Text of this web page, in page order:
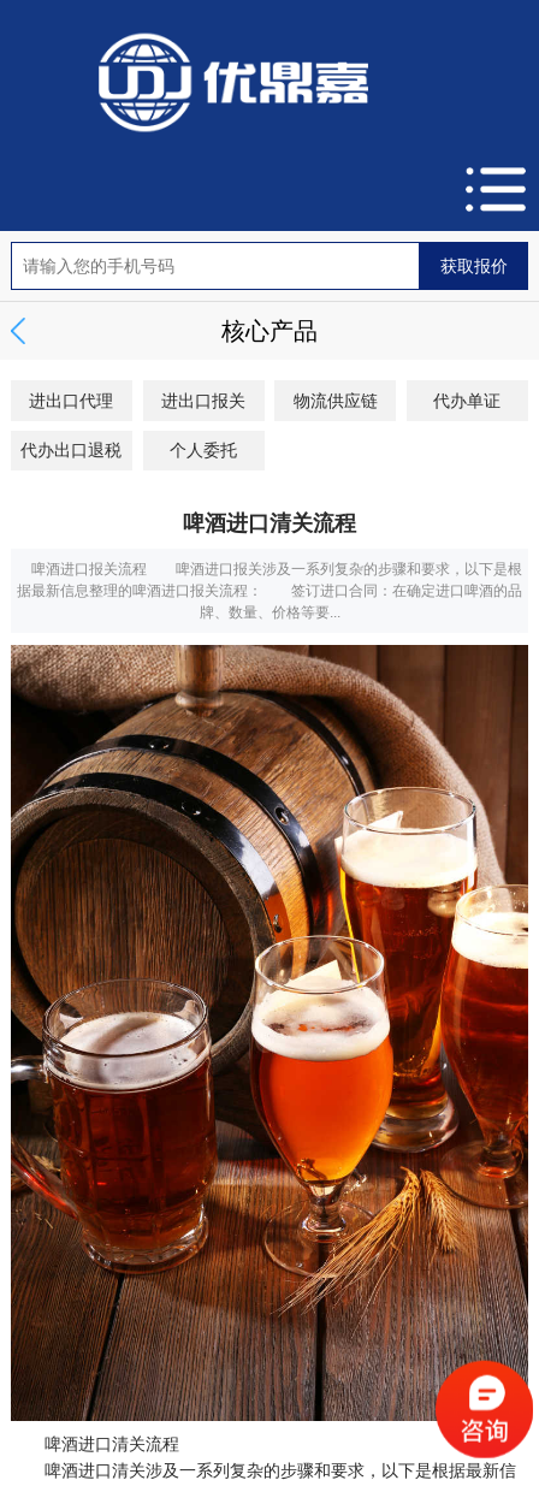
核心产品
进出口代理 进出口报关 物流供应链 代办单证
代办出口退税 个人委托
啤酒进口清关流程
啤酒进口报关流程 啤酒进口报关涉及一系列复杂的步骤和要求，以下是根
据最新信息整理的啤酒进口报关流程： 签订进口合同：在确定进口啤酒的品
牌、数量、价格等要...
啤酒进口清关流程
啤酒进口清关涉及一系列复杂的步骤和要求，以下是根据最新信